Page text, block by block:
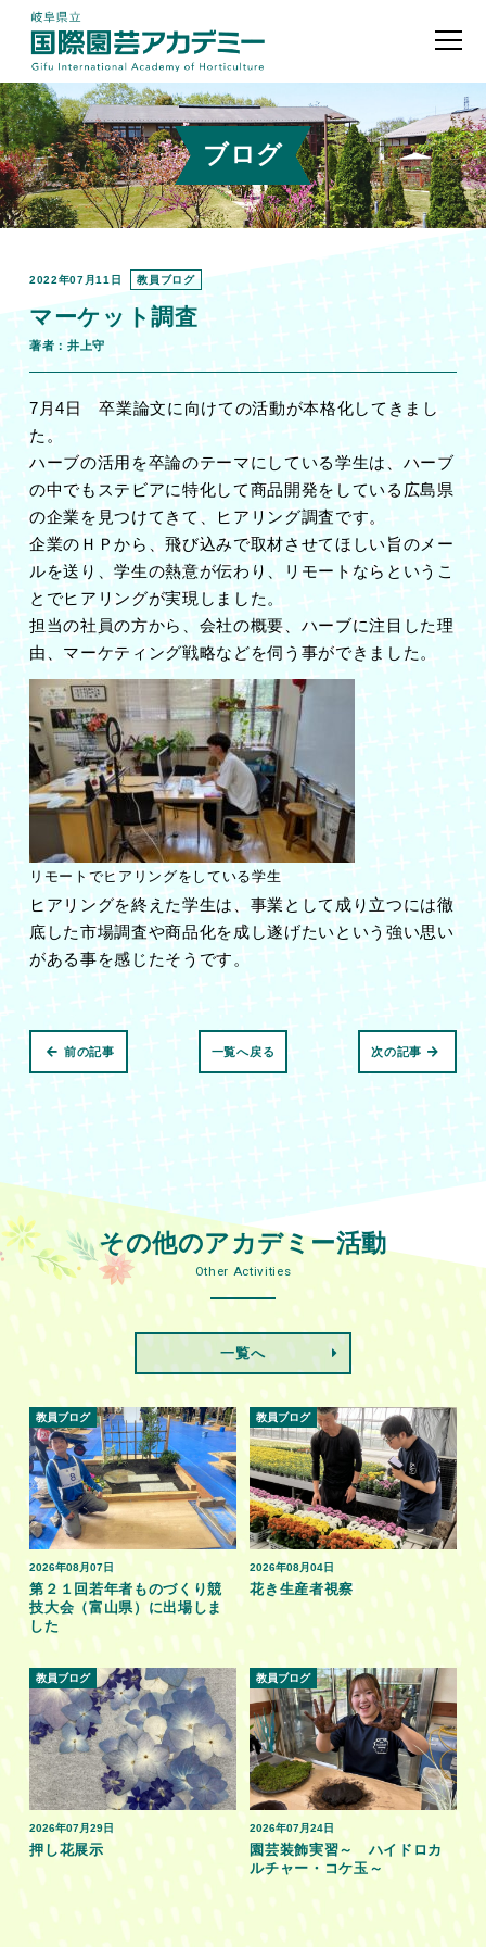
ブログ
2022年07月11日 教員ブログ
マーケット調査
著者：井上守
7月4日 卒業論文に向けての活動が本格化してきまし
た。
ハーブの活用を卒論のテーマにしている学生は、ハーブ
の中でもステビアに特化して商品開発をしている広島県
の企業を見つけてきて、ヒアリング調査です。
企業のＨＰから、飛び込みで取材させてほしい旨のメー
ルを送り、学生の熱意が伝わり、リモートならというこ
とでヒアリングが実現しました。
担当の社員の方から、会社の概要、ハーブに注目した理
由、マーケティング戦略などを伺う事ができました。
リモートでヒアリングをしている学生
ヒアリングを終えた学生は、事業として成り立つには徹
底した市場調査や商品化を成し遂げたいという強い思い
がある事を感じたそうです。
次の記事
一覧へ戻る
前の記事
その他のアカデミー活動
Other Activities
一覧へ
2026年08月07日
教員ブログ
第２１回若年者ものづくり競
技大会（富山県）に出場しま
した
2026年08月04日
教員ブログ
花き生産者視察
2026年07月29日
教員ブログ
押し花展示
2026年07月24日
教員ブログ
園芸装飾実習～ ハイドロカ
ルチャー・コケ玉～